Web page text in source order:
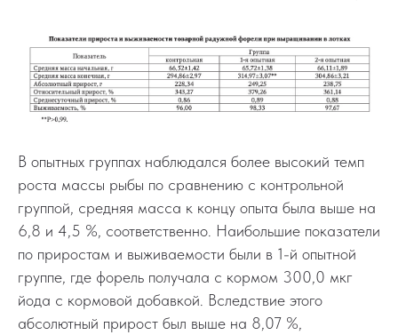
В опытных группах наблюдался более высокий темп
роста массы рыбы по сравнению с контрольной
группой, средняя масса к концу опыта была выше на
6,8 и 4,5 %, соответственно. Наибольшие показатели
по приростам и выживаемости были в 1-й опытной
группе, где форель получала с кормом 300,0 мкг
йода с кормовой добавкой. Вследствие этого
абсолютный прирост был выше на 8,07 %,